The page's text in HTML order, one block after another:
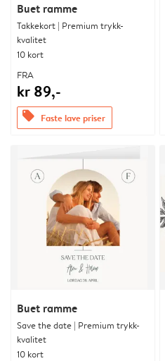
Buet ramme
Takkekort | Premium trykk-
kvalitet
10 kort
FRA
kr 89,-
offers Faste lave priser
Buet ramme
Save the date | Premium trykk-
kvalitet
10 kort